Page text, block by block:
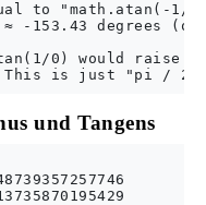
to "math.atan(-1/-
≈ -153.43 degrees
0) would raise
und Tangens